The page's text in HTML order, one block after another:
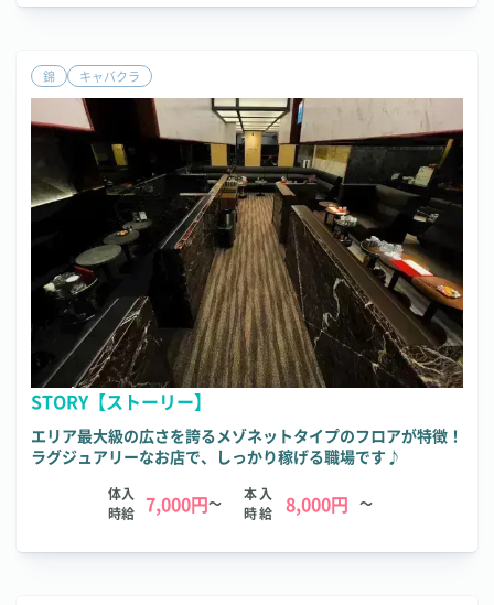
錦 キャバクラ
STORY【ストーリー】
エリア最大級の広さを誇るメゾネットタイプのフロアが特徴！
ラグジュアリーなお店で、しっかり稼げる職場です♪
体入
時給 7,000円～
本入
時給
8,000円 ～